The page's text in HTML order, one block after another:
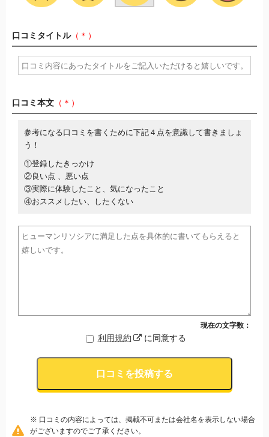
口コミタイトル（＊）
口コミ本文 （＊）
参考になる口コミを書くために下記４点を意識して書きましょ
う！
①登録したきっかけ
②良い点 、悪い点
③実際に体験したこと、気になったこと
④おススメしたい、したくない
現在の文字数：
利用規約 に同意する
口コミを投稿する
※ 口コミの内容によっては、掲載不可または会社名を表示しない場合
がございますのでご了承ください。